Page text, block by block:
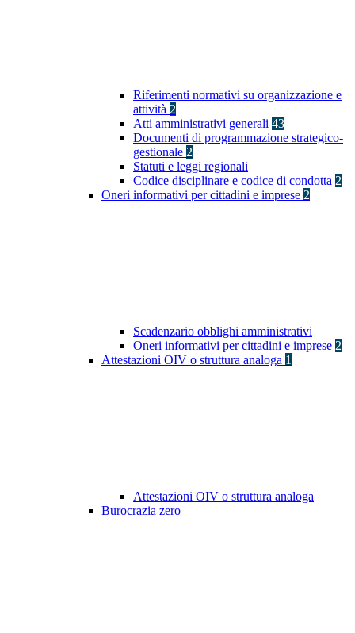
Riferimenti normativi su organizzazione e
attività 2
Atti amministrativi generali 43
Documenti di programmazione strategico-
gestionale 2
Statuti e leggi regionali
Codice disciplinare e codice di condotta 2
Oneri informativi per cittadini e imprese 2
Scadenzario obblighi amministrativi
Oneri informativi per cittadini e imprese 2
Attestazioni OIV o struttura analoga 1
Attestazioni OIV o struttura analoga
Burocrazia zero